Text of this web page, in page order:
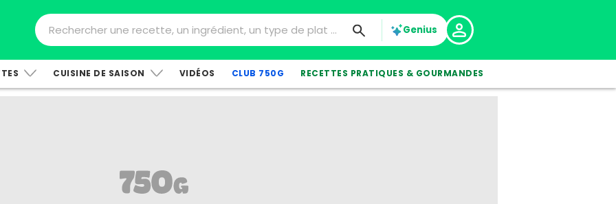
Genius
CUISINE DE SAISON VIDÉOS CLUB 750G RECETTES PRATIQUES & GOURMANDES